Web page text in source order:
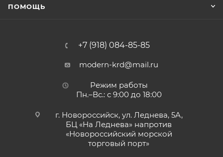
ПОМОЩЬ
+7 (918) 084-85-85
modern-krd@mail.ru
Режим работы
Пн.–Вс.: с 9:00 до 18:00
г. Новороссийск, ул. Леднева, 5А,
БЦ «На Леднева» напротив
«Новороссийский морской
торговый порт»